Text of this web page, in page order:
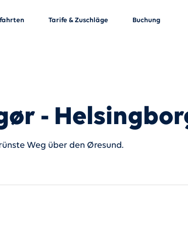
Tarife & Zuschläge Buchung
-
Weg über den Øresund.